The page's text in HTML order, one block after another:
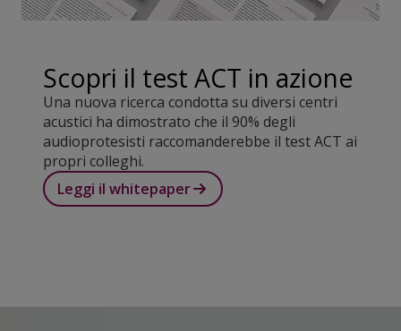
Scopri il test ACT in azione
Una nuova ricerca condotta su diversi centri
acustici ha dimostrato che il 90% degli
audioprotesisti raccomanderebbe il test ACT ai
propri colleghi.
Leggi il whitepaper